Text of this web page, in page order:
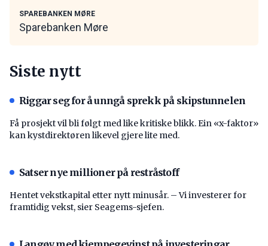
SPAREBANKEN MØRE
Sparebanken Møre
Siste nytt
Riggar seg for å unngå sprekk på skipstunnelen
Få prosjekt vil bli følgt med like kritiske blikk. Ein «x-faktor»
kan kystdirektøren likevel gjere lite med.
Satser nye millioner på restråstoff
Hentet vekstkapital etter nytt minusår. – Vi investerer for
framtidig vekst, sier Seagems-sjefen.